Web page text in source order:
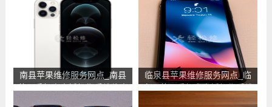
南县苹果维修服务网点_南县
苹果手机官方授权售后维修中
临泉县苹果维修服务网点_临
泉县苹果手机官方授权售后维
修中心地址电话